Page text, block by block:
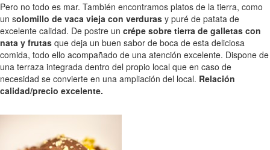
Pero no todo es mar. También encontramos platos de la tierra, como
un solomillo de vaca vieja con verduras y puré de patata de
excelente calidad. De postre un crépe sobre tierra de galletas con
nata y frutas que deja un buen sabor de boca de esta deliciosa
comida, todo ello acompañado de una atención excelente. Dispone de
una terraza integrada dentro del propio local que en caso de
necesidad se convierte en una ampliación del local. Relación
calidad/precio excelente.